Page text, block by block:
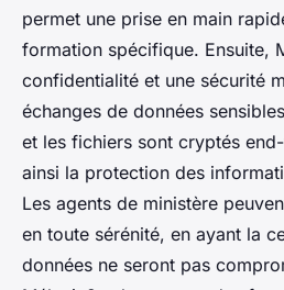
permet une prise en main
formation spécifique. Ensuite,
confidentialité et une sécurité
échanges de données
et les fichiers sont cryptés
ainsi la protection des
Les agents de ministère
en toute sérénité, en ayant la
données ne seront pas